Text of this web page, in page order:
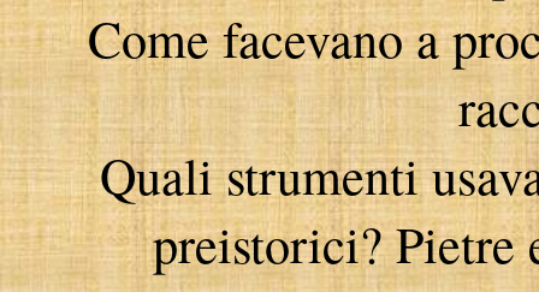
Come facevano a
Quali strumenti
preistorici? Pietre